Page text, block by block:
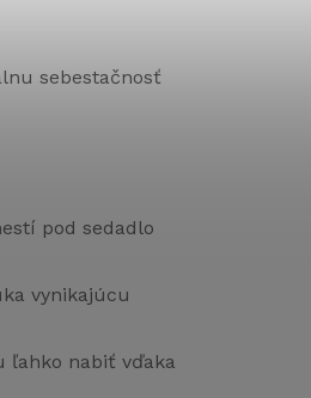
sebestačnosť
pod sedadlo
vynikajúcu
ľahko nabiť vďaka